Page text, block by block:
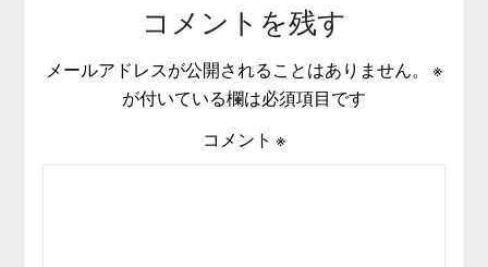
コメントを残す
メールアドレスが公開されることはありません。
※
が付いている欄は必須項目です
コメント ※